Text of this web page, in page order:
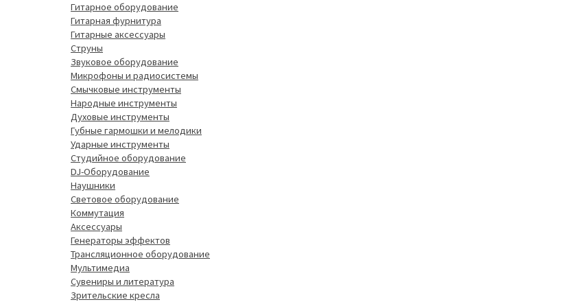
Гитарное оборудование
Гитарная фурнитура
Гитарные аксессуары
Струны
Звуковое оборудование
Микрофоны и радиосистемы
Смычковые инструменты
Народные инструменты
Духовые инструменты
Губные гармошки и мелодики
Ударные инструменты
Студийное оборудование
DJ-Оборудование
Наушники
Световое оборудование
Коммутация
Аксессуары
Генераторы эффектов
Трансляционное оборудование
Мультимедиа
Сувениры и литература
Зрительские кресла